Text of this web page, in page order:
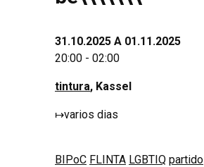
31.10.2025 A 01.11.2025
20:00 - 02:00
tintura, Kassel
↦varios dias
BIPoC FLINTA LGBTIQ partido